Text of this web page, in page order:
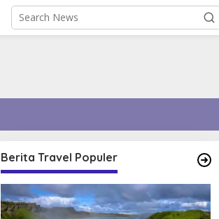
Berita Travel Populer